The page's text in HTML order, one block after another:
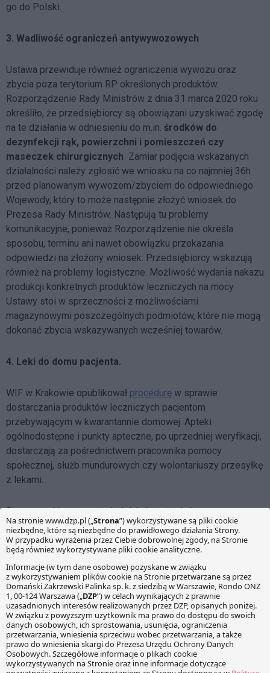
go do Polski.
3. Wadliwość ograniczeń antywywozowych
Ustawa przewiduje również ograniczenia wywozu oraz
zbycia poza terytorium RP określonych produktów.
Rozporządzenie Rady Ministrów z dnia 31 marca 2020 roku
określiło, że przedsiębiorcy są obowiązani uzyskiwać zgodę
na te działania w odniesieniu do m.in. środków do
dezynfekcji rąk, powierzchni i pomieszczeń czy
maseczek chirurgicznych Zamiar podjęcia wskazanych
działalności należy zgłosić we wniosku na co najmniej 36h
przed planowanym wywozem/zbyciem do odpowiedniego
Wojewody, który to może następnie złożyć wniosek do
Prezesa Rady Ministrów. Następują tu problemy
komunikacyjne, ponieważ Rozporządzenie nie określa
sposobu, terminu ani nawet obowiązku przekazania
odpowiedzi na złożony wniosek. Przedsiębiorcy wskazują
również na problemy logistyczne. Możliwość wydania nakazu
produkcji konkretnych produktów leczniczych na mocy
Ustawy stoi w sprzeczności z możliwościami
magazynowymi poszczególnych podmiotów, które nie mogą
dokonać zbycia wskazywanych wcześniej towarów.
4. Leki do domu pacjenta.
WIF w Krakowie opublikował procedurę w sprawie
dostarczania produktów leczniczych pacjentom
przebywającym w kwarantannie domowej. Apteki
ogólnodostępne i punkty apteczne, po uprzedniej weryfikacji,
dostarczają za pośrednictwem pracownika pomocy
społecznej, służb mundurowych czy wolontariuszy przesyłkę
z lekami.
Skuteczność powyższych działań może dać argumenty na
umożliwienie aptekom i punktom aptecznym prowadzenia w
przyszłości sprzedaży wysyłkowej, która obecnie jest
tematem kontrowersyjnym.
Obserwujemy bardzo dynamicznie rozwijającą się sytuację,
która wymaga podejmowania szybkich i skutecznych działań.
Kolejny tydzień na pewno przyniesie nowe informacje, o
których poinformujemy w zbiorczym podsumowaniu
tygodnia.